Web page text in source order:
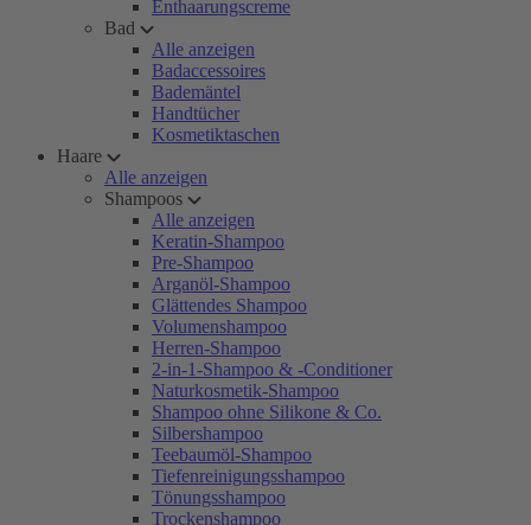
Enthaarungscreme
Bad
Alle anzeigen
Badaccessoires
Bademäntel
Handtücher
Kosmetiktaschen
Haare
Alle anzeigen
Shampoos
Alle anzeigen
Keratin-Shampoo
Pre-Shampoo
Arganöl-Shampoo
Glättendes Shampoo
Volumenshampoo
Herren-Shampoo
2-in-1-Shampoo & -Conditioner
Naturkosmetik-Shampoo
Shampoo ohne Silikone & Co.
Silbershampoo
Teebaumöl-Shampoo
Tiefenreinigungsshampoo
Tönungsshampoo
Trockenshampoo